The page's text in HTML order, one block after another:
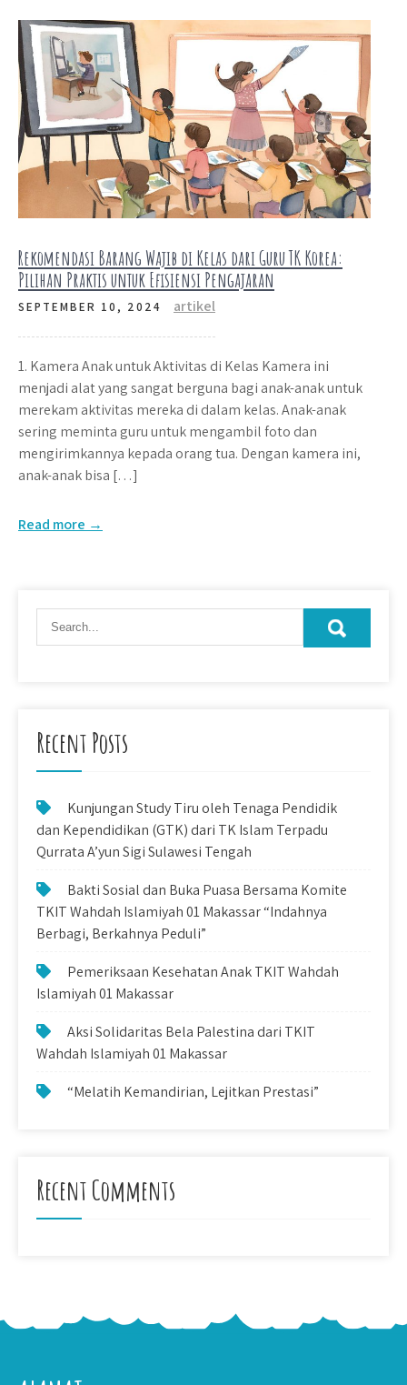
Rekomendasi Barang Wajib di Kelas dari Guru TK Korea:
Pilihan Praktis untuk Efisiensi Pengajaran
SEPTEMBER 10, 2024 artikel
1. Kamera Anak untuk Aktivitas di Kelas Kamera ini
menjadi alat yang sangat berguna bagi anak-anak untuk
merekam aktivitas mereka di dalam kelas. Anak-anak
sering meminta guru untuk mengambil foto dan
mengirimkannya kepada orang tua. Dengan kamera ini,
anak-anak bisa […]
Read more →
Recent Posts
Kunjungan Study Tiru oleh Tenaga Pendidik
dan Kependidikan (GTK) dari TK Islam Terpadu
Qurrata A’yun Sigi Sulawesi Tengah
Bakti Sosial dan Buka Puasa Bersama Komite
TKIT Wahdah Islamiyah 01 Makassar “Indahnya
Berbagi, Berkahnya Peduli”
Pemeriksaan Kesehatan Anak TKIT Wahdah
Islamiyah 01 Makassar
Aksi Solidaritas Bela Palestina dari TKIT
Wahdah Islamiyah 01 Makassar
“Melatih Kemandirian, Lejitkan Prestasi”
Recent Comments